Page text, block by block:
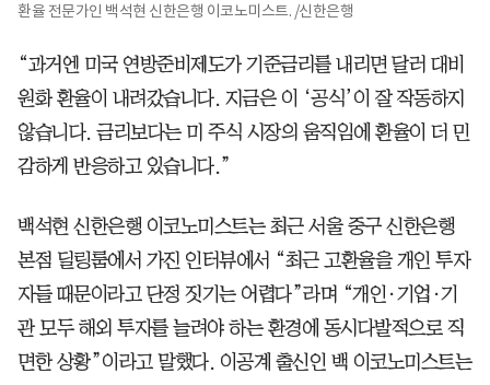
환율 전문가인 백석현 신한은행 이코노미스트. /신한은행
“과거엔 미국 연방준비제도가 기준금리를 내리면 달러 대비
원화 환율이 내려갔습니다. 지금은 이 ‘공식’이 잘 작동하지
않습니다. 금리보다는 미 주식 시장의 움직임에 환율이 더 민
감하게 반응하고 있습니다.”
백석현 신한은행 이코노미스트는 최근 서울 중구 신한은행
본점 딜링룸에서 가진 인터뷰에서 “최근 고환율을 개인 투자
자들 때문이라고 단정 짓기는 어렵다”라며 “개인·기업·기
관 모두 해외 투자를 늘려야 하는 환경에 동시다발적으로 직
면한 상황”이라고 말했다. 이공계 출신인 백 이코노미스트는